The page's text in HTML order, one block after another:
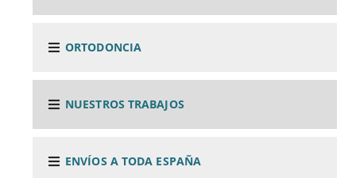
ORTODONCIA
NUESTROS TRABAJOS
ENVÍOS A TODA ESPAÑA